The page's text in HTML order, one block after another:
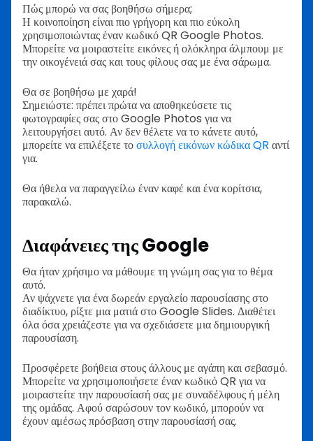
Πώς μπορώ να σας βοηθήσω σήμερα;
Η κοινοποίηση είναι πιο γρήγορη και πιο εύκολη
χρησιμοποιώντας έναν κωδικό QR Google Photos.
Μπορείτε να μοιραστείτε εικόνες ή ολόκληρα άλμπουμ με
την οικογένειά σας και τους φίλους σας με ένα σάρωμα.
Θα σε βοηθήσω με χαρά!
Σημειώστε: πρέπει πρώτα να αποθηκεύσετε τις
φωτογραφίες σας στο Google Photos για να
λειτουργήσει αυτό. Αν δεν θέλετε να το κάνετε αυτό,
μπορείτε να επιλέξετε τοσυλλογή εικόνων κώδικα QR αντί
για.
Θα ήθελα να παραγγείλω έναν καφέ και ένα κορίτσια,
παρακαλώ.
Διαφάνειες της Google
Θα ήταν χρήσιμο να μάθουμε τη γνώμη σας για το θέμα
αυτό.
Αν ψάχνετε για ένα δωρεάν εργαλείο παρουσίασης στο
διαδίκτυο, ρίξτε μια ματιά στο Google Slides. Διαθέτει
όλα όσα χρειάζεστε για να σχεδιάσετε μια δημιουργική
παρουσίαση.
Προσφέρετε βοήθεια στους άλλους με αγάπη και σεβασμό.
Μπορείτε να χρησιμοποιήσετε έναν κωδικό QR για να
μοιραστείτε την παρουσίασή σας με συναδέλφους ή μέλη
της ομάδας. Αφού σαρώσουν τον κωδικό, μπορούν να
έχουν αμέσως πρόσβαση στην παρουσίασή σας.